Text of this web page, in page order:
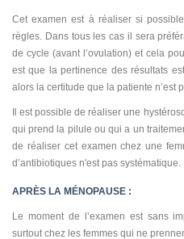
Cet examen est à réaliser si
règles. Dans tous les cas il sera
de cycle (avant l’ovulation) et cela
est que la pertinence des résultats
alors la certitude que la patiente n’est
Il est possible de réaliser une
qui prend la pilule ou qui a un
de réaliser cet examen chez une
d’antibiotiques n'est pas systématique.
APRÈS LA MÉNOPAUSE :
Le moment de l’examen est sans
surtout chez les femmes qui ne